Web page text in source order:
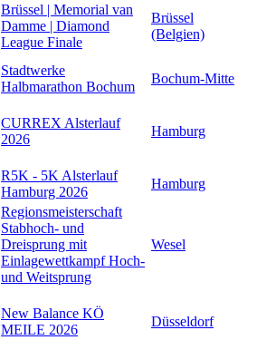
Brüssel | Memorial van
Damme | Diamond
League Finale
Brüssel
(Belgien)
Stadtwerke
Halbmarathon Bochum
Bochum-Mitte
CURREX Alsterlauf
2026
Hamburg
R5K - 5K Alsterlauf
Hamburg 2026
Hamburg
Regionsmeisterschaft
Stabhoch- und
Dreisprung mit
Einlagewettkampf Hoch-
und Weitsprung
Wesel
New Balance KÖ
MEILE 2026
Düsseldorf